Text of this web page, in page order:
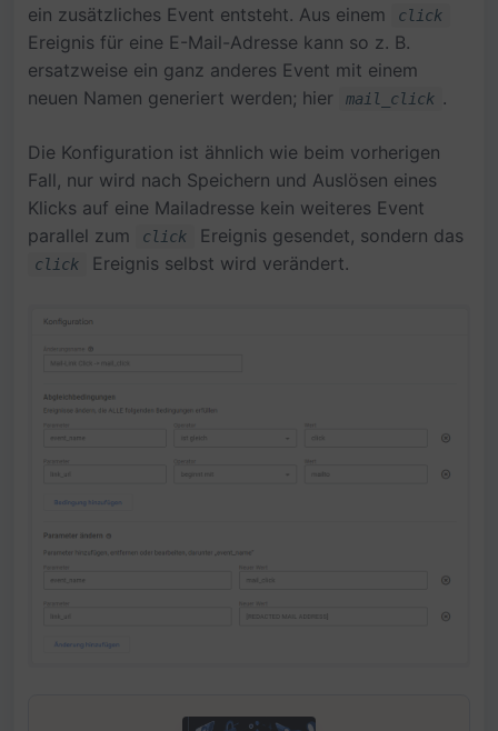
ein zusätzliches Event entsteht. Aus einem
click
Ereignis für eine E-Mail-Adresse kann so z. B.
ersatzweise ein ganz anderes Event mit einem
neuen Namen generiert werden; hier
mail_click .
Die Konfiguration ist ähnlich wie beim vorherigen
Fall, nur wird nach Speichern und Auslösen eines
Klicks auf eine Mailadresse kein weiteres Event
parallel zum
click Ereignis gesendet, sondern das
click Ereignis selbst wird verändert.